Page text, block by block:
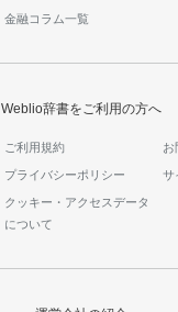
金融コラム一覧
Weblio辞書をご利用の方へ
ご利用規約 お
プライバシーポリシー サ
クッキー・アクセスデータ
について